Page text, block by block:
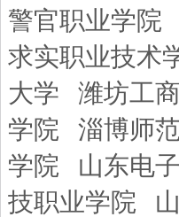
警官职业学院
求实职业技术
大学
潍坊工
学院
淄博师
学院
山东电
技职业学院